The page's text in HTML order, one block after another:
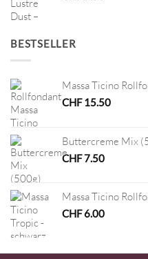
BESTSELLER
Massa Ticino
CHF15.50
Buttercreme Mix
CHF7.50
Massa Ticino
CHF6.00